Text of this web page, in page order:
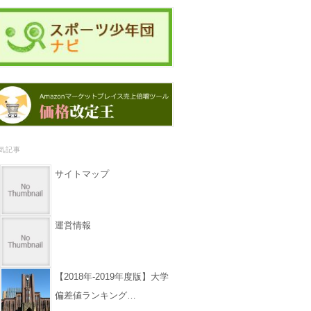
記事
サイトマップ
運営情報
【2018年-2019年度版】大学
偏差値ランキング…